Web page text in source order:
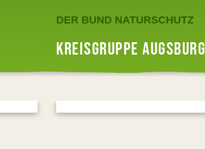
DER BUND NATURSCHUTZ
KREISGRUPPE AUGSBURG